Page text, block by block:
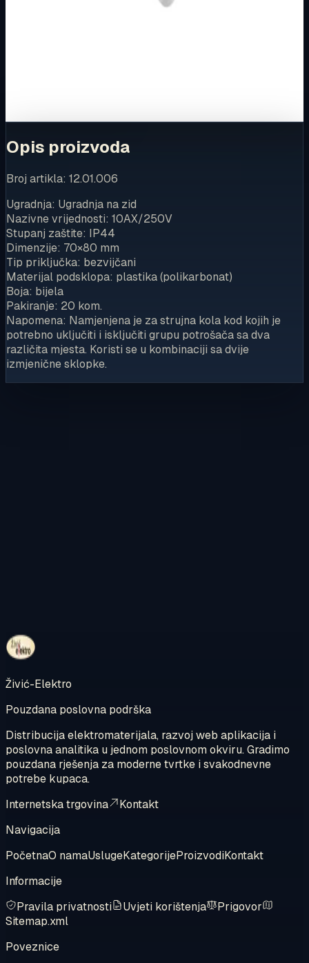
Opis proizvoda
Broj artikla: 12.01.006
Ugradnja: Ugradnja na zid
Nazivne vrijednosti: 10AX/250V
Stupanj zaštite: IP44
Dimenzije: 70×80 mm
Tip priključka: bezvijčani
Materijal podsklopa: plastika (polikarbonat)
Boja: bijela
Pakiranje: 20 kom.
Napomena: Namjenjena je za strujna kola kod kojih je
potrebno uključiti i isključiti grupu potrošača sa dva
različita mjesta. Koristi se u kombinaciji sa dvije
izmjenične sklopke.
Pregledajte internetsku trgovinu
Živić-Elektro
Pouzdana poslovna podrška
Distribucija elektromaterijala, razvoj web aplikacija i
poslovna analitika u jednom poslovnom okviru. Gradimo
pouzdana rješenja za moderne tvrtke i svakodnevne
potrebe kupaca.
Internetska trgovina
Kontakt
Navigacija
PočetnaO namaUslugeKategorijeProizvodiKontakt
Informacije
Pravila privatnosti
Uvjeti korištenja
Prigovor
Sitemap.xml
Poveznice